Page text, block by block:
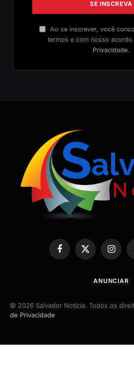
Ao se inscrever, você
termos e com nosso acordo
Privacidade.
Facebook
X
ANUNCIAR
© 2026 Salvador Notícia. Todos os
de Privacidade